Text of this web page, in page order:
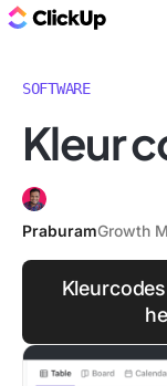
SOFTWARE
Kleur
PraburamGrowth